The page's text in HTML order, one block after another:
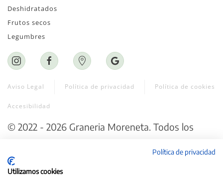
Deshidratados
Frutos secos
Legumbres
Aviso Legal Política de privacidad Política de cookies
Accesibilidad
© 2022 - 2026 Graneria Moreneta. Todos los
Web creada por ♥
Política de privacidad
Utilizamos cookies